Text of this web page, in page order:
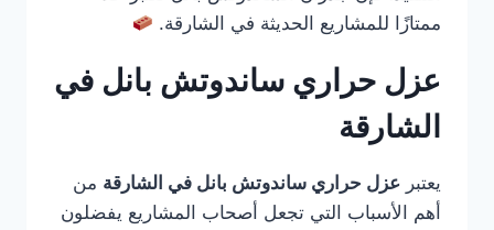
ممتازًا للمشاريع الحديثة في الشارقة.
عزل حراري ساندوتش بانل في
الشارقة
يعتبر عزل حراري ساندوتش بانل في الشارقة من
أهم الأسباب التي تجعل أصحاب المشاريع يفضلون